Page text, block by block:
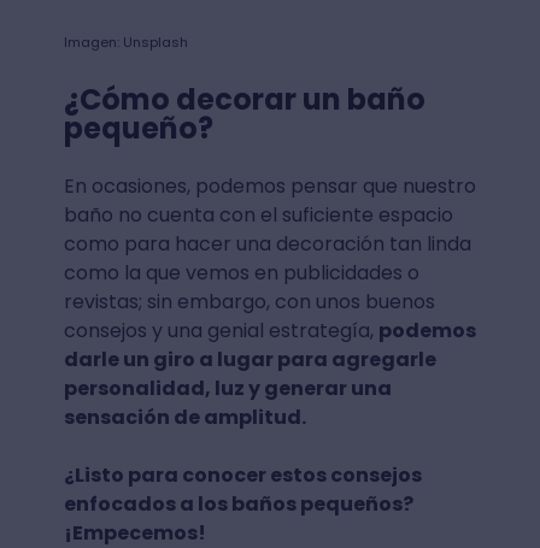
Imagen: Unsplash
¿Cómo decorar un baño
pequeño?
En ocasiones, podemos pensar que nuestro
baño no cuenta con el suficiente espacio
como para hacer una decoración tan linda
como la que vemos en publicidades o
revistas; sin embargo, con unos buenos
consejos y una genial estrategía, podemos
darle un giro a lugar para agregarle
personalidad, luz y generar una
sensación de amplitud.
¿Listo para conocer estos consejos
enfocados a los baños pequeños?
¡Empecemos!